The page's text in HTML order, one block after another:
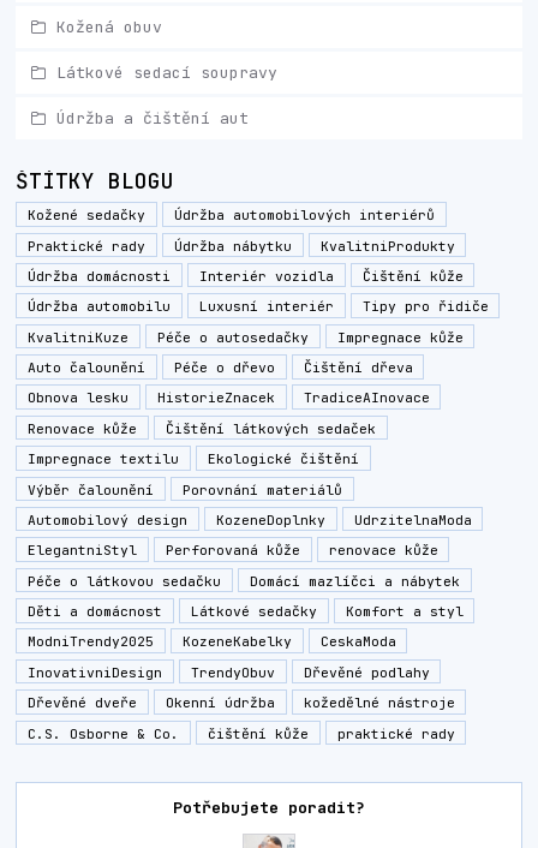
Kožená obuv
Látkové sedací soupravy
Údržba a čištění aut
ŠTÍTKY BLOGU
Kožené sedačky
Údržba automobilových interiérů
Praktické rady
Údržba nábytku
KvalitniProdukty
Údržba domácnosti
Interiér vozidla
Čištění kůže
Údržba automobilu
Luxusní interiér
Tipy pro řidiče
KvalitniKuze
Péče o autosedačky
Impregnace kůže
Auto čalounění
Péče o dřevo
Čištění dřeva
Obnova lesku
HistorieZnacek
TradiceAInovace
Renovace kůže
Čištění látkových sedaček
Impregnace textilu
Ekologické čištění
Výběr čalounění
Porovnání materiálů
Automobilový design
KozeneDoplnky
UdrzitelnaModa
ElegantniStyl
Perforovaná kůže
renovace kůže
Péče o látkovou sedačku
Domácí mazlíčci a nábytek
Děti a domácnost
Látkové sedačky
Komfort a styl
ModniTrendy2025
KozeneKabelky
CeskaModa
InovativniDesign
TrendyObuv
Dřevěné podlahy
Dřevěné dveře
Okenní údržba
kožedělné nástroje
C.S. Osborne & Co.
čištění kůže praktické rady
Potřebujete poradit?